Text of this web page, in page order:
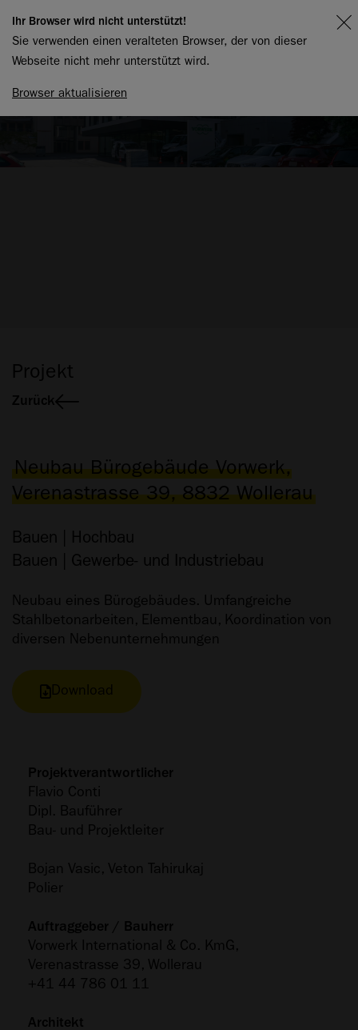
Projekt
Zurück
Neubau Bürogebäude Vorwerk,
Verenastrasse 39, 8832 Wollerau
Bauen | Hochbau
Bauen | Gewerbe- und Industriebau
Neubau eines Bürogebäudes. Umfangreiche
Stahlbetonarbeiten, Elementbau, Koordination von
diversen Nebenunternehmungen
Download
Projektverantwortlicher
Flavio Conti
Dipl. Bauführer
Bau- und Projektleiter
Bojan Vasic, Veton Tahirukaj
Polier
Auftraggeber / Bauherr
Vorwerk International & Co. KmG,
Verenastrasse 39, Wollerau
+41 44 786 01 11
Architekt
Ihr Browser wird nicht unterstützt!
Sie verwenden einen veralteten Browser, der von dieser
Webseite nicht mehr unterstützt wird.
Browser aktualisieren